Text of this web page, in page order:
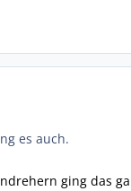
es auch.
ging das